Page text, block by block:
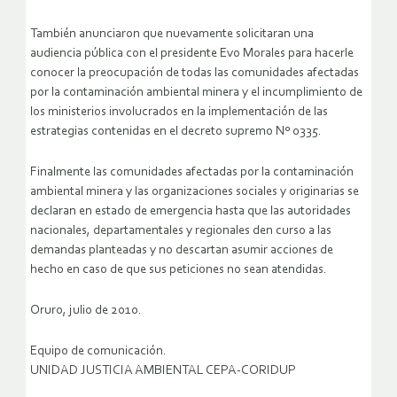
También anunciaron que nuevamente solicitaran una
audiencia pública con el presidente Evo Morales para hacerle
conocer la preocupación de todas las comunidades afectadas
por la contaminación ambiental minera y el incumplimiento de
los ministerios involucrados en la implementación de las
estrategias contenidas en el decreto supremo Nº 0335.
Finalmente las comunidades afectadas por la contaminación
ambiental minera y las organizaciones sociales y originarias se
declaran en estado de emergencia hasta que las autoridades
nacionales, departamentales y regionales den curso a las
demandas planteadas y no descartan asumir acciones de
hecho en caso de que sus peticiones no sean atendidas.
Oruro, julio de 2010.
Equipo de comunicación.
UNIDAD JUSTICIA AMBIENTAL CEPA-CORIDUP